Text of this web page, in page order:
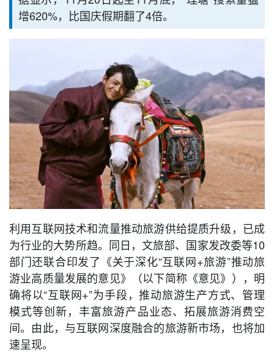
增620%，比国庆假期翻了4倍。
利用互联网技术和流量推动旅游供给提质升级，已成
为行业的大势所趋。同日，文旅部、国家发改委等10
部门还联合印发了《关于深化“互联网+旅游”推动旅
游业高质量发展的意见》（以下简称《意见》），明
确将以“互联网+”为手段，推动旅游生产方式、管理
模式等创新，丰富旅游产品业态、拓展旅游消费空
间。由此，与互联网深度融合的旅游新市场，也将加
速呈现。